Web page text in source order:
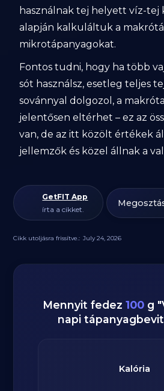
használnak tej helyett víz-tej
alapján kalkuláltuk a
mikrotápanyagokat.
Fontos tudni, hogy ha több
sót használsz, esetleg teljes
sovánnyal dolgozol, a
jelentősen eltérhet – ez az
van, de az itt közölt értékek
jellemzők és közel állnak a
GetFIT App
írta a cikket.
Cikk utoljásra frissítve.: July 24, 2026
Mennyit fedez 100 g "
napi
Kalória